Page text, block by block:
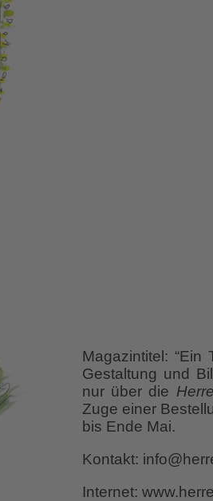
Magazintitel: “Ein
Gestaltung und
nur über die
Zuge einer
bis Ende Mai.
Kontakt:
Internet: